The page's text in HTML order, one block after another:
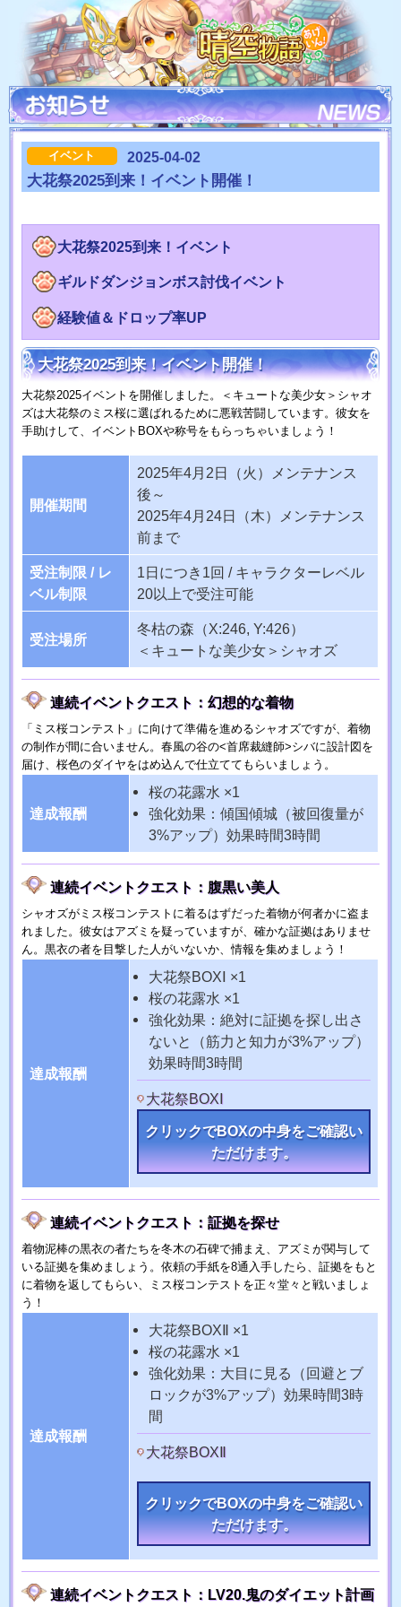
イベント 2025-04-02
大花祭2025到来！イベント開催！
大花祭2025到来！イベント
ギルドダンジョンボス討伐イベント
経験値＆ドロップ率UP
大花祭2025到来！イベント開催！
大花祭2025イベントを開催しました。＜キュートな美少女＞シャオ
ズは大花祭のミス桜に選ばれるために悪戦苦闘しています。彼女を
手助けして、イベントBOXや称号をもらっちゃいましょう！
開催期間
2025年4月2日（火）メンテナンス
後～
2025年4月24日（木）メンテナンス
前まで
受注制限 / レ
ベル制限
1日につき1回 / キャラクターレベル
20以上で受注可能
受注場所
冬枯の森（X:246, Y:426）
＜キュートな美少女＞シャオズ
連続イベントクエスト：幻想的な着物
「ミス桜コンテスト」に向けて準備を進めるシャオズですが、着物
の制作が間に合いません。春風の谷の<首席裁縫師>シバに設計図を
届け、桜色のダイヤをはめ込んで仕立ててもらいましょう。
達成報酬
桜の花露水 ×1
強化効果：傾国傾城（被回復量が
3%アップ）効果時間3時間
連続イベントクエスト：腹黒い美人
シャオズがミス桜コンテストに着るはずだった着物が何者かに盗ま
れました。彼女はアズミを疑っていますが、確かな証拠はありませ
ん。黒衣の者を目撃した人がいないか、情報を集めましょう！
達成報酬
大花祭BOXⅠ ×1
桜の花露水 ×1
強化効果：絶対に証拠を探し出さ
ないと（筋力と知力が3%アップ）
効果時間3時間
大花祭BOXⅠ
クリックでBOXの中身をご確認い
ただけます。
連続イベントクエスト：証拠を探せ
着物泥棒の黒衣の者たちを冬木の石碑で捕まえ、アズミが関与して
いる証拠を集めましょう。依頼の手紙を8通入手したら、証拠をもと
に着物を返してもらい、ミス桜コンテストを正々堂々と戦いましょ
う！
達成報酬
大花祭BOXⅡ ×1
桜の花露水 ×1
強化効果：大目に見る（回避とブ
ロックが3%アップ）効果時間3時
間
大花祭BOXⅡ
クリックでBOXの中身をご確認い
ただけます。
連続イベントクエスト：LV20.鬼のダイエット計画